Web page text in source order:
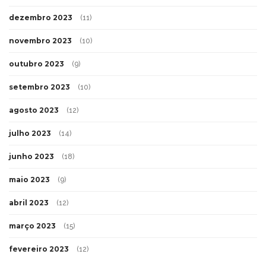
dezembro 2023 (11)
novembro 2023 (10)
outubro 2023 (9)
setembro 2023 (10)
agosto 2023 (12)
julho 2023 (14)
junho 2023 (18)
maio 2023 (9)
abril 2023 (12)
março 2023 (15)
fevereiro 2023 (12)